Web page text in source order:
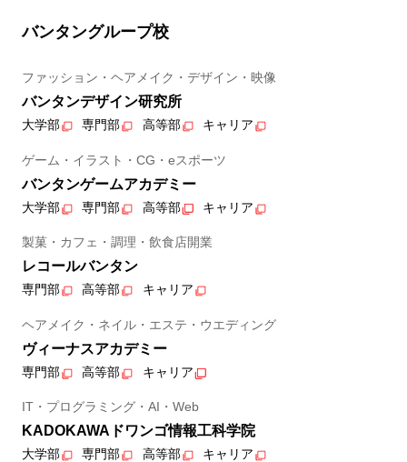
バンタングループ校
ファッション・ヘアメイク・デザイン・映像
バンタンデザイン研究所
大学部 専門部 高等部 キャリア
ゲーム・イラスト・CG・eスポーツ
バンタンゲームアカデミー
大学部 専門部 高等部 キャリア
製菓・カフェ・調理・飲食店開業
レコールバンタン
専門部 高等部 キャリア
ヘアメイク・ネイル・エステ・ウエディング
ヴィーナスアカデミー
専門部 高等部 キャリア
IT・プログラミング・AI・Web
KADOKAWAドワンゴ情報工科学院
大学部 専門部 高等部 キャリア